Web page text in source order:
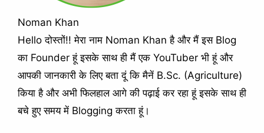
Noman Khan
Hello दोस्तों!! मेरा नाम Noman Khan है और मैं इस Blog
का Founder हूं इसके साथ ही मैं एक YouTuber भी हूं और
आपकी जानकारी के लिए बता दूं कि मैनें B.Sc. (Agriculture)
किया है और अभी फिलहाल आगे की पढ़ाई कर रहा हूं इसके साथ ही
बचे हुए समय में Blogging करता हूं।